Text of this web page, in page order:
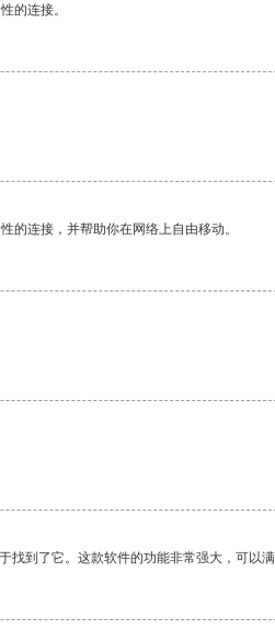
的连接。
的连接，并帮助你在网络上自由移动。
到了它。这款软件的功能非常强大，可以